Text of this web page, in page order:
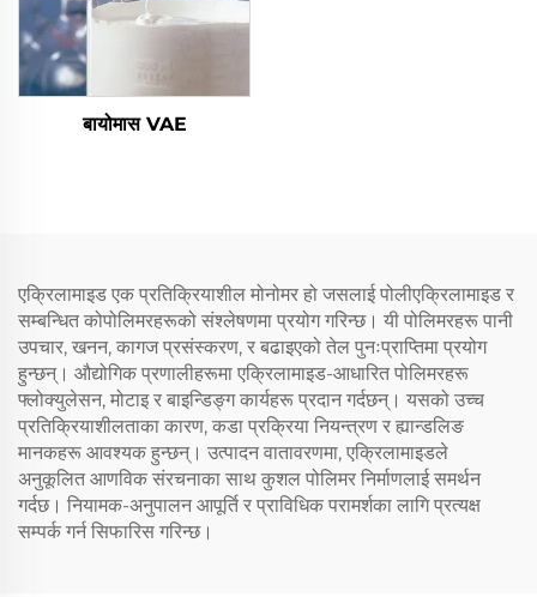
बायोमास VAE
एक्रिलामाइड एक प्रतिक्रियाशील मोनोमर हो जसलाई पोलीएक्रिलामाइड र
सम्बन्धित कोपोलिमरहरूको संश्लेषणमा प्रयोग गरिन्छ। यी पोलिमरहरू पानी
उपचार, खनन, कागज प्रसंस्करण, र बढाइएको तेल पुनःप्राप्तिमा प्रयोग
हुन्छन्। औद्योगिक प्रणालीहरूमा एक्रिलामाइड-आधारित पोलिमरहरू
फ्लोक्युलेसन, मोटाइ र बाइन्डिङ्ग कार्यहरू प्रदान गर्दछन्। यसको उच्च
प्रतिक्रियाशीलताका कारण, कडा प्रक्रिया नियन्त्रण र ह्यान्डलिङ
मानकहरू आवश्यक हुन्छन्। उत्पादन वातावरणमा, एक्रिलामाइडले
अनुकूलित आणविक संरचनाका साथ कुशल पोलिमर निर्माणलाई समर्थन
गर्दछ। नियामक-अनुपालन आपूर्ति र प्राविधिक परामर्शका लागि प्रत्यक्ष
सम्पर्क गर्न सिफारिस गरिन्छ।